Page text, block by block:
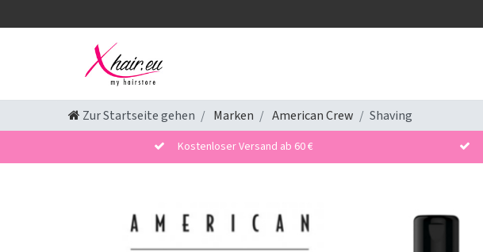
Zur Startseite gehen Marken American Crew Shaving
Kostenloser Versand ab 60 €